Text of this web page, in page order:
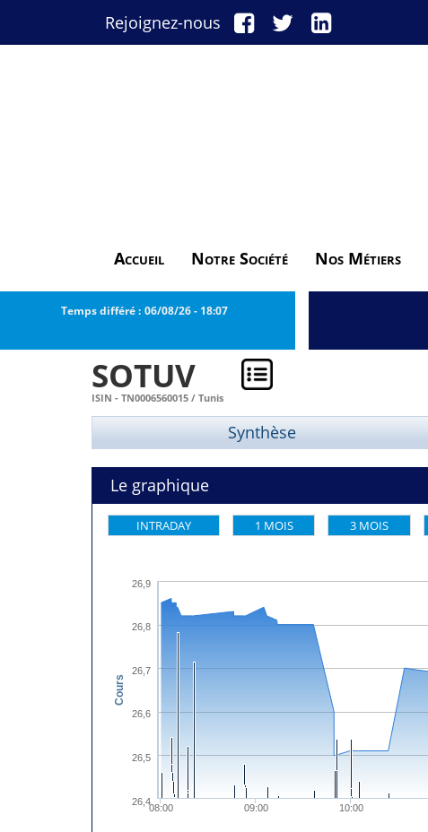
Rejoignez-nous
Accueil Notre Société Nos Métiers
Temps différé : 06/08/26- 18:07
SOTUV
ISIN - TN0006560015 / Tunis
Synthèse
Le graphique
INTRADAY 1 MOIS 3 MOIS
Cours
08:00 09:00 10:00
26,4
26,5
26,6
26,7
26,8
26,9